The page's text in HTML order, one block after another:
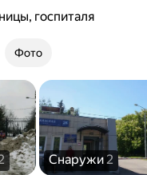
госпиталя
Фото
Снаружи2